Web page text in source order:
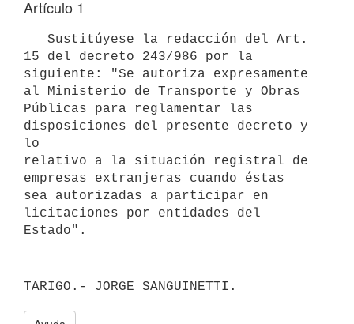
Artículo 1
15 del decreto 243/986 por la
siguiente: "Se autoriza expresamente
al Ministerio de Transporte y Obras
Públicas para reglamentar las
disposiciones del presente decreto y
lo
relativo a la situación registral de
empresas extranjeras cuando éstas
sea autorizadas a participar en
licitaciones por entidades del
Estado".